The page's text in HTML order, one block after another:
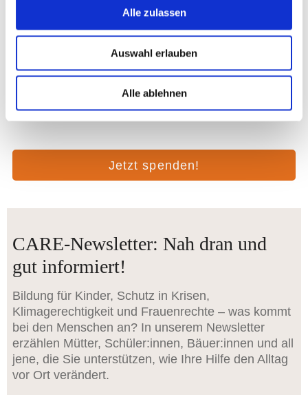
Alle zulassen
Auswahl erlauben
Alle ablehnen
50 100
€
180
€
Jetzt spenden!
CARE-Newsletter: Nah dran und
gut informiert!
Bildung für Kinder, Schutz in Krisen,
Klimagerechtigkeit und Frauenrechte – was kommt
bei den Menschen an? In unserem Newsletter
erzählen Mütter, Schüler:innen, Bäuer:innen und all
jene, die Sie unterstützen, wie Ihre Hilfe den Alltag
vor Ort verändert.